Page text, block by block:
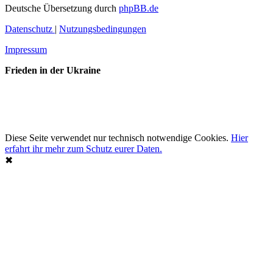
Deutsche Übersetzung durch phpBB.de
Datenschutz | Nutzungsbedingungen
Impressum
Frieden in der Ukraine
Diese Seite verwendet nur technisch notwendige Cookies. Hier
erfahrt ihr mehr zum Schutz eurer Daten.
✖